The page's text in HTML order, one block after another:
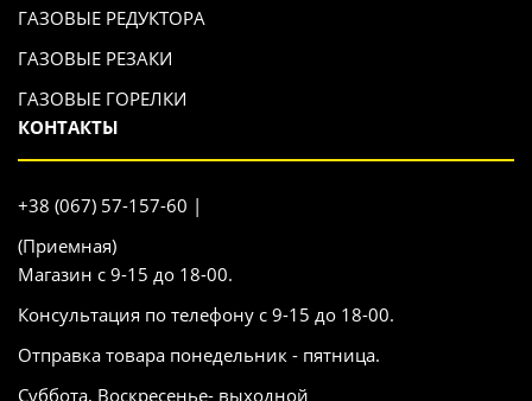
ГАЗОВЫЕ РЕДУКТОРА
ГАЗОВЫЕ РЕЗАКИ
ГАЗОВЫЕ ГОРЕЛКИ
КОНТАКТЫ
+38 (067) 57-157-60 |
(Приемная)
Магазин с 9-15 до 18-00.
Консультация по телефону с 9-15 до 18-00.
Отправка товара понедельник - пятница.
Суббота, Воскресенье- выходной